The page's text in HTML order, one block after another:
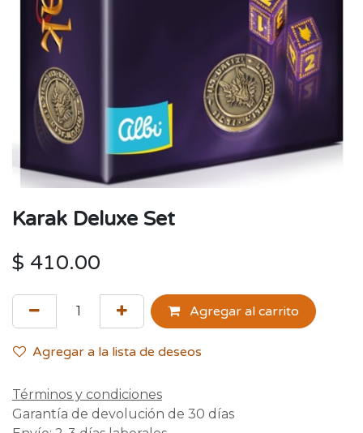
Karak Deluxe Set
$ 410.00
Agregar al carrito
Agregar a la lista de deseos
Términos y condiciones
Garantía de devolución de 30 días